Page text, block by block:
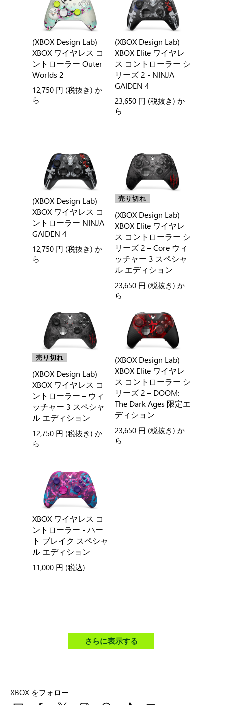
(XBOX Design Lab)
XBOX ワイヤレス コ
ントローラー Outer
Worlds 2
12,750 円 (税抜き) か
ら
(XBOX Design Lab)
XBOX Elite ワイヤレ
ス コントローラー シ
リーズ 2 - NINJA
GAIDEN 4
23,650 円 (税抜き) か
ら
(XBOX Design Lab)
XBOX ワイヤレス コ
ントローラー NINJA
GAIDEN 4
12,750 円 (税抜き) か
ら
売り切れ
(XBOX Design Lab)
XBOX Elite ワイヤレ
ス コントローラー シ
リーズ 2 – Core ウィ
ッチャー 3 スペシャ
ル エディション
23,650 円 (税抜き) か
ら
売り切れ
(XBOX Design Lab)
XBOX ワイヤレス コ
ントローラー – ウィ
ッチャー 3 スペシャ
ル エディション
12,750 円 (税抜き) か
ら
(XBOX Design Lab)
XBOX Elite ワイヤレ
ス コントローラー シ
リーズ 2 – DOOM:
The Dark Ages 限定エ
ディション
23,650 円 (税抜き) か
ら
XBOX ワイヤレス コ
ントローラー - ハー
ト ブレイク スペシャ
ル エディション
11,000 円 (税込)
さらに表示する
XBOX をフォロー